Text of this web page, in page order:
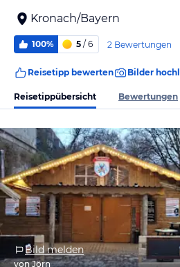
Kronach/Bayern
100% 5 / 6 2 Bewertungen
Reisetipp bewerten Bilder
Reisetippübersicht Bewertungen
Bild melden
von Jörn